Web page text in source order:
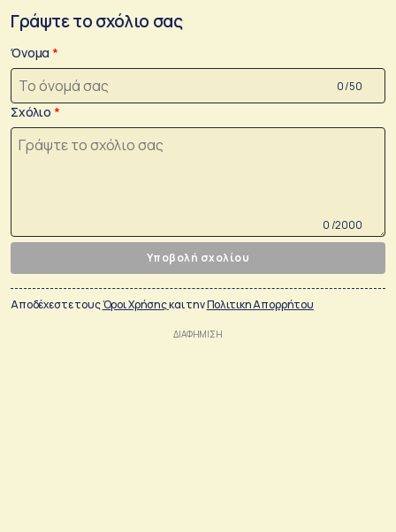
Γράψτε το σχόλιο σας
Όνομα
0 /50
Σχόλιο
0 /2000
Υποβολή σχολίου
Αποδέχεστε τουςΌροι Χρήσηςκαι τηνΠολιτικη Απορρήτου